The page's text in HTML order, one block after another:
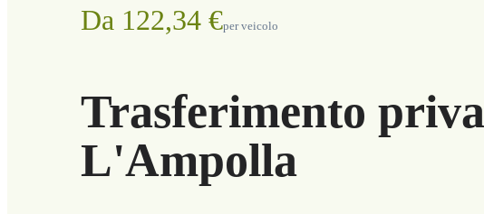
Da 122,34 €per veicolo
Trasferimento
L'Ampolla